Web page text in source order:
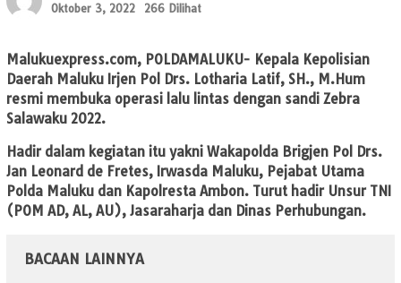
Oktober 3, 2022
266 Dilihat
Malukuexpress.com, POLDAMALUKU- Kepala Kepolisian
Daerah Maluku Irjen Pol Drs. Lotharia Latif, SH., M.Hum
resmi membuka operasi lalu lintas dengan sandi Zebra
Salawaku 2022.
Hadir dalam kegiatan itu yakni Wakapolda Brigjen Pol Drs.
Jan Leonard de Fretes, Irwasda Maluku, Pejabat Utama
Polda Maluku dan Kapolresta Ambon. Turut hadir Unsur TNI
(POM AD, AL, AU), Jasaraharja dan Dinas Perhubungan.
BACAAN LAINNYA